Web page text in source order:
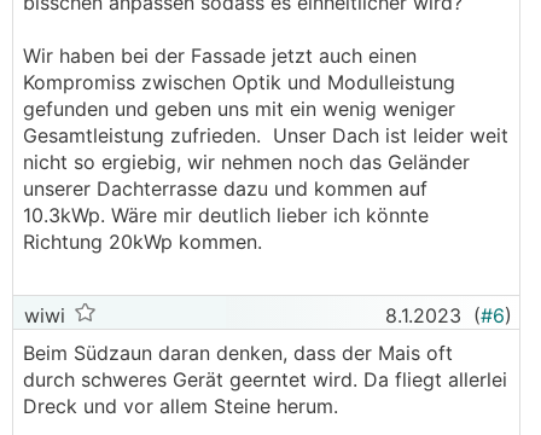
Wir haben bei der Fassade jetzt auch einen
Kompromiss zwischen Optik und Modulleistung
gefunden und geben uns mit ein wenig weniger
Gesamtleistung zufrieden. Unser Dach ist leider weit
nicht so ergiebig, wir nehmen noch das Geländer
unserer Dachterrasse dazu und kommen auf
10.3kWp. Wäre mir deutlich lieber ich könnte
Richtung 20kWp kommen.
wiwi 8.1.2023 (#6)
Beim Südzaun daran denken, dass der Mais oft
durch schweres Gerät geerntet wird. Da fliegt allerlei
Dreck und vor allem Steine herum.